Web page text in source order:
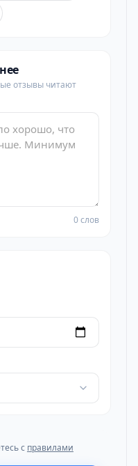
отзывы читают
0 слов
с правилами